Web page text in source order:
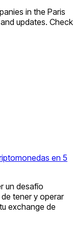
in the Paris
updates. Check
en 5
un desafío
tener y operar
exchange de